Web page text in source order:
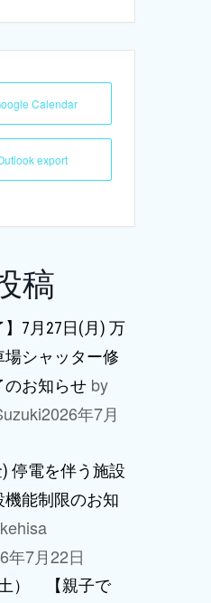
Calendar
export
稿
】7月27日(月) 万
場シャッター修
のお知らせ by
2026年7月
停電を伴う施設
機能制限のお知
年7月22日
） 【親子で